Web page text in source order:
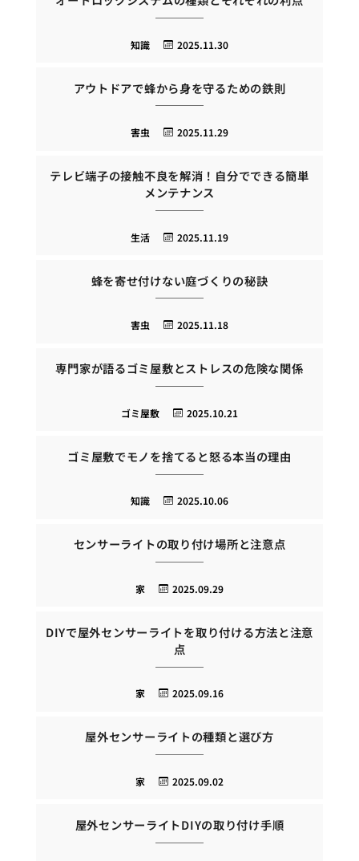
2025.11.30
知識
アウトドアで蜂から身を守るための鉄則
2025.11.29
害虫
テレビ端子の接触不良を解消！自分でできる簡単
メンテナンス
2025.11.19
生活
蜂を寄せ付けない庭づくりの秘訣
2025.11.18
害虫
専門家が語るゴミ屋敷とストレスの危険な関係
2025.10.21
ゴミ屋敷
ゴミ屋敷でモノを捨てると怒る本当の理由
2025.10.06
知識
センサーライトの取り付け場所と注意点
2025.09.29
家
DIYで屋外センサーライトを取り付ける方法と注意
点
2025.09.16
家
屋外センサーライトの種類と選び方
2025.09.02
家
屋外センサーライトDIYの取り付け手順